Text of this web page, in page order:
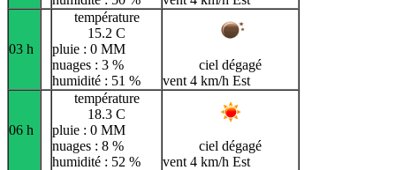
03 h
température
15.2 C
pluie : 0 MM
nuages : 3 %
humidité : 51 %
ciel dégagé
vent 4 km/h Est
06 h
température
18.3 C
pluie : 0 MM
nuages : 8 %
humidité : 52 %
ciel dégagé
vent 4 km/h Est